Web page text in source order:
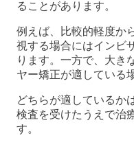
ることがあります。
例えば、比較的軽度か
視する場合にはインビ
ります。一方で、大き
ヤー矯正が適している
どちらが適しているか
検査を受けたうえで治
す。